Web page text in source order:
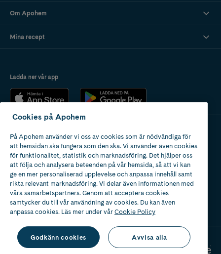
Om Apohem
Mina recept
Ladda ner vår app
Apotek med tillstånd
av Läkemedelsverket
Cookies på Apohem
På Apohem använder vi oss av cookies som är nödvändiga för
att hemsidan ska fungera som den ska. Vi använder även cookies
för funktionalitet, statistik och marknadsföring. Det hjälper oss
att följa och analysera beteenden på vår hemsida, så att vi kan
ge en mer personaliserad upplevelse och anpassa innehåll samt
rikta relevant marknadsföring. Vi delar även informationen med
våra samarbetspartners. Genom att acceptera cookies
samtycker du till vår användning av cookies. Du kan även
anpassa cookies. Läs mer under vårCookie Policy
Godkänn cookies Avvisa alla